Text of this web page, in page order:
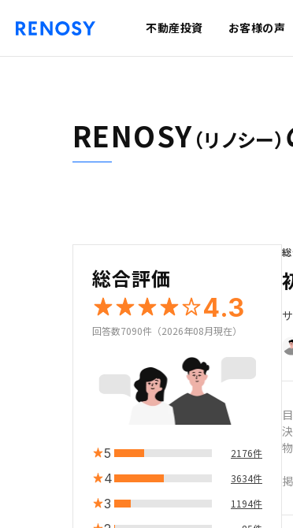
不動産投資 お客様の声
RENOSY（リノシー）
総合評価
4.3
回答数7090件（2026年08月現在）
5 2176件
4 3634件
3 1194件